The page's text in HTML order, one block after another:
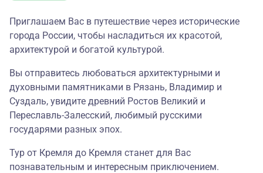
Приглашаем Вас в путешествие через исторические
города России, чтобы насладиться их красотой,
архитектурой и богатой культурой.
Вы отправитесь любоваться архитектурными и
духовными памятниками в Рязань, Владимир и
Суздаль, увидите древний Ростов Великий и
Переславль-Залесский, любимый русскими
государями разных эпох.
Тур от Кремля до Кремля станет для Вас
познавательным и интересным приключением.